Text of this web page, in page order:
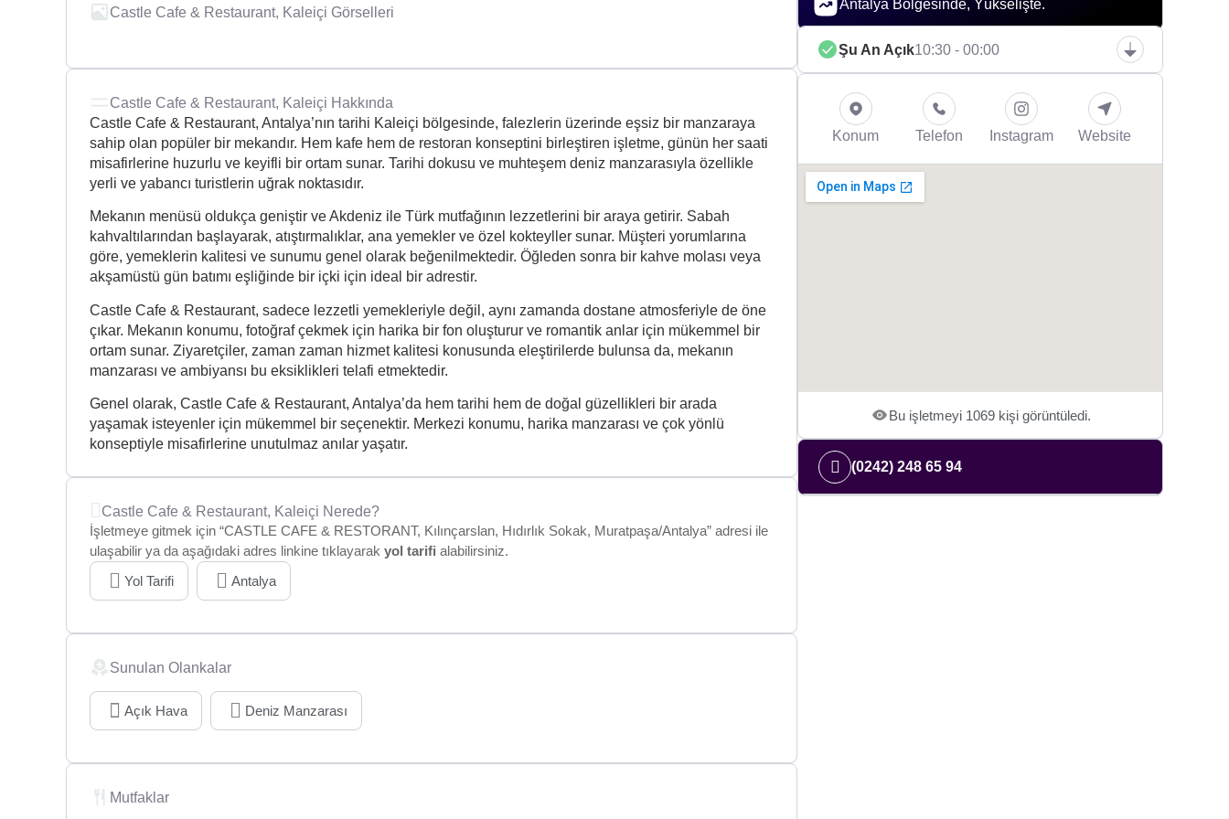
Castle Cafe & Restaurant, Kaleiçi Görselleri
Castle Cafe & Restaurant, Kaleiçi Hakkında
Castle Cafe & Restaurant, Antalya’nın tarihi Kaleiçi bölgesinde, falezlerin üzerinde eşsiz bir manzaraya
sahip olan popüler bir mekandır. Hem kafe hem de restoran konseptini birleştiren işletme, günün her saati
misafirlerine huzurlu ve keyifli bir ortam sunar. Tarihi dokusu ve muhteşem deniz manzarasıyla özellikle
yerli ve yabancı turistlerin uğrak noktasıdır.
Mekanın menüsü oldukça geniştir ve Akdeniz ile Türk mutfağının lezzetlerini bir araya getirir. Sabah
kahvaltılarından başlayarak, atıştırmalıklar, ana yemekler ve özel kokteyller sunar. Müşteri yorumlarına
göre, yemeklerin kalitesi ve sunumu genel olarak beğenilmektedir. Öğleden sonra bir kahve molası veya
akşamüstü gün batımı eşliğinde bir içki için ideal bir adrestir.
Castle Cafe & Restaurant, sadece lezzetli yemekleriyle değil, aynı zamanda dostane atmosferiyle de öne
çıkar. Mekanın konumu, fotoğraf çekmek için harika bir fon oluşturur ve romantik anlar için mükemmel bir
ortam sunar. Ziyaretçiler, zaman zaman hizmet kalitesi konusunda eleştirilerde bulunsa da, mekanın
manzarası ve ambiyansı bu eksiklikleri telafi etmektedir.
Genel olarak, Castle Cafe & Restaurant, Antalya’da hem tarihi hem de doğal güzellikleri bir arada
yaşamak isteyenler için mükemmel bir seçenektir. Merkezi konumu, harika manzarası ve çok yönlü
konseptiyle misafirlerine unutulmaz anılar yaşatır.
Castle Cafe & Restaurant, Kaleiçi Nerede?
İşletmeye gitmek için “CASTLE CAFE & RESTORANT, Kılınçarslan, Hıdırlık Sokak, Muratpaşa/Antalya” adresi ile
ulaşabilir ya da aşağıdaki adres linkine tıklayarak yol tarifi alabilirsiniz.
Yol Tarifi
Antalya
Sunulan Olankalar
Açık Hava Deniz Manzarası
Mutfaklar
Antalya Bölgesinde, Yükselişte.
Şu An Açık10:30 - 00:00
Konum Telefon Instagram Website
Bu işletmeyi 1069 kişi görüntüledi.
(0242) 248 65 94